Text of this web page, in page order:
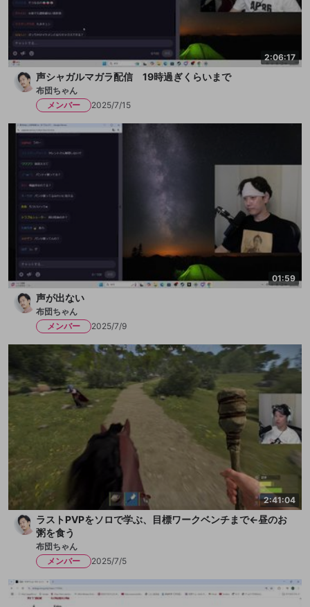
2:06:17
声シャガルマガラ配信 19時過ぎくらいまで
布団ちゃん
メンバー
2025/7/15
01:59
声が出ない
布団ちゃん
メンバー
2025/7/9
2:41:04
ラストPVPをソロで学ぶ、目標ワークベンチまで←昼のお
粥を食う
布団ちゃん
メンバー
2025/7/5